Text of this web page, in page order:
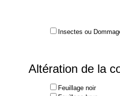
Insectes ou
Altération de la
Feuillage noir